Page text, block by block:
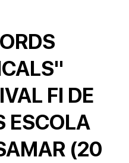
FI DE
ESCOLA
(20